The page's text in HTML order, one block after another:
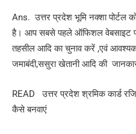
Ans. उत्तर प्रदेश भूमि नक्शा पोर्टल
है। आप सबसे पहले ऑफिशल वेबसाइट
तहसील आदि का चुनाव करें ,एवं
जमाबंदी,ससुरा खेतानी आदि की
READ
उत्तर प्रदेश श्रमिक कार्ड
कैसे बनवाएं